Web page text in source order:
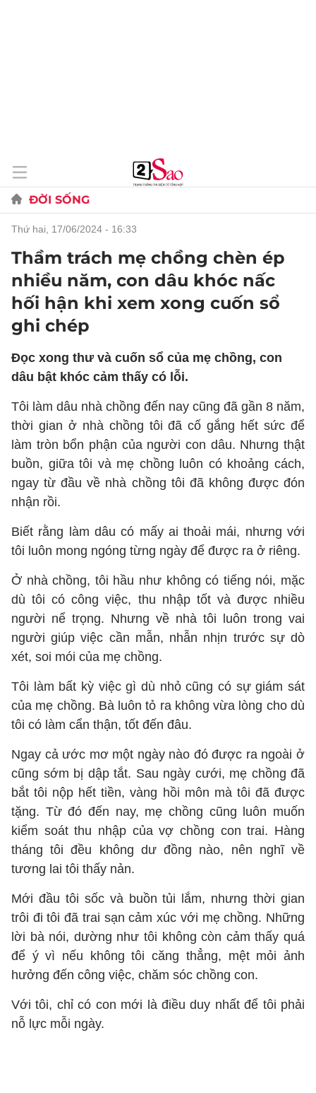
ĐỜI SỐNG
thứ hai, 17/06/2024 - 16:33
Thầm trách mẹ chồng chèn ép
nhiều năm, con dâu khóc nấc
hối hận khi xem xong cuốn sổ
ghi chép
Đọc xong thư và cuốn sổ của mẹ chồng, con
dâu bật khóc cảm thấy có lỗi.
Tôi làm dâu nhà chồng đến nay cũng đã gần 8 năm,
thời gian ở nhà chồng tôi đã cố gắng hết sức để
làm tròn bổn phận của người con dâu. Nhưng thật
buồn, giữa tôi và mẹ chồng luôn có khoảng cách,
ngay từ đầu về nhà chồng tôi đã không được đón
nhận rồi.
Biết rằng làm dâu có mấy ai thoải mái, nhưng với
tôi luôn mong ngóng từng ngày để được ra ở riêng.
Ở nhà chồng, tôi hầu như không có tiếng nói, mặc
dù tôi có công việc, thu nhập tốt và được nhiều
người nể trọng. Nhưng về nhà tôi luôn trong vai
người giúp việc cần mẫn, nhẫn nhịn trước sự dò
xét, soi mói của mẹ chồng.
Tôi làm bất kỳ việc gì dù nhỏ cũng có sự giám sát
của mẹ chồng. Bà luôn tỏ ra không vừa lòng cho dù
tôi có làm cẩn thận, tốt đến đâu.
Ngay cả ước mơ một ngày nào đó được ra ngoài ở
cũng sớm bị dập tắt. Sau ngày cưới, mẹ chồng đã
bắt tôi nộp hết tiền, vàng hồi môn mà tôi đã được
tặng. Từ đó đến nay, mẹ chồng cũng luôn muốn
kiểm soát thu nhập của vợ chồng con trai. Hàng
tháng tôi đều không dư đồng nào, nên nghĩ về
tương lai tôi thấy nản.
Mới đầu tôi sốc và buồn tủi lắm, nhưng thời gian
trôi đi tôi đã trai sạn cảm xúc với mẹ chồng. Những
lời bà nói, dường như tôi không còn cảm thấy quá
để ý vì nếu không tôi căng thẳng, mệt mỏi ảnh
hưởng đến công việc, chăm sóc chồng con.
Với tôi, chỉ có con mới là điều duy nhất để tôi phải
nỗ lực mỗi ngày.